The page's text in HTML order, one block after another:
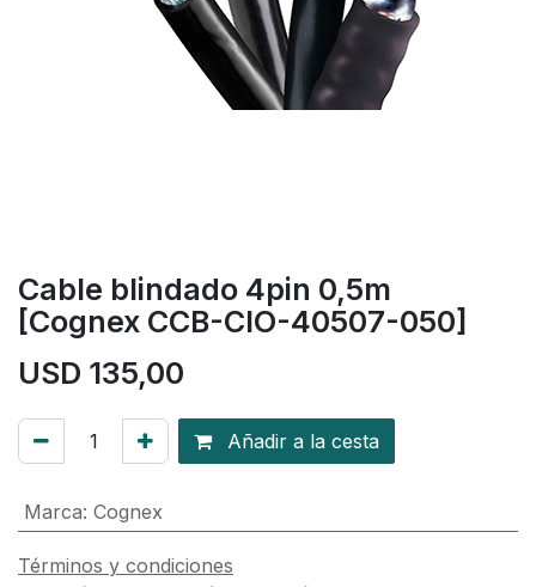
Cable blindado 4pin 0,5m
[Cognex CCB-CIO-40507-050]
USD 135,00
Añadir a la cesta
Marca: Cognex
Términos y condiciones